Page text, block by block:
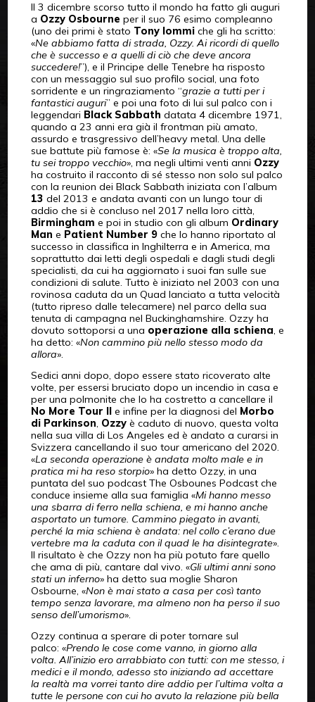
Il 3 dicembre scorso tutto il mondo ha fatto gli auguri
a Ozzy Osbourne per il suo 76 esimo compleanno
(uno dei primi è stato Tony Iommiche gli ha scritto:
«Ne abbiamo fatta di strada, Ozzy. Ai ricordi di quello
che è successo e a quelli di ciò che deve ancora
succedere!”), e il Principe delle Tenebre ha risposto
con un messaggio sul suo profilo social, una foto
sorridente e un ringraziamento “grazie a tutti per i
fantastici auguri” e poi una foto di lui sul palco con i
leggendari Black Sabbath datata 4 dicembre 1971,
quando a 23 anni era già il frontman più amato,
assurdo e trasgressivo dell’heavy metal. Una delle
sue battute più famose è: «Se la musica è troppo alta,
tu sei troppo vecchio», ma negli ultimi venti anni Ozzy
ha costruito il racconto di sé stesso non solo sul palco
con la reunion dei Black Sabbath iniziata con l’album
13 del 2013 e andata avanti con un lungo tour di
addio che si è concluso nel 2017 nella loro città,
Birmingham e poi in studio con gli album Ordinary
Man e Patient Number 9che lo hanno riportato al
successo in classifica in Inghilterra e in America, ma
soprattutto dai letti degli ospedali e dagli studi degli
specialisti, da cui ha aggiornato i suoi fan sulle sue
condizioni di salute. Tutto è iniziato nel 2003 con una
rovinosa caduta da un Quad lanciato a tutta velocità
(tutto ripreso dalle telecamere) nel parco della sua
tenuta di campagna nel Buckinghamshire. Ozzy ha
dovuto sottoporsi a una operazione alla schiena, e
ha detto: «Non cammino più nello stesso modo da
allora».
Sedici anni dopo, dopo essere stato ricoverato alte
volte, per essersi bruciato dopo un incendio in casa e
per una polmonite che lo ha costretto a cancellare il
No More Tour II
e infine per la diagnosi del Morbo
di Parkinson, Ozzyè caduto di nuovo, questa volta
nella sua villa di Los Angeles ed è andato a curarsi in
Svizzera cancellando il suo tour americano del 2020.
«La seconda operazione è andata molto male e in
pratica mi ha reso storpio» ha detto Ozzy, in una
puntata del suo podcast The Osbounes Podcast che
conduce insieme alla sua famiglia «Mi hanno messo
una sbarra di ferro nella schiena, e mi hanno anche
asportato un tumore. Cammino piegato in avanti,
perché la mia schiena è andata: nel collo c’erano due
vertebre ma la caduta con il quad le ha disintegrate».
Il risultato è che Ozzy non ha più potuto fare quello
che ama di più, cantare dal vivo. «Gli ultimi anni sono
stati un inferno» ha detto sua moglie Sharon
Osbourne, «Non è mai stato a casa per così tanto
tempo senza lavorare, ma almeno non ha perso il suo
senso dell’umorismo».
Ozzy continua a sperare di poter tornare sul
palco: «Prendo le cose come vanno, in giorno alla
volta. All’inizio ero arrabbiato con tutti: con me stesso, i
medici e il mondo, adesso sto iniziando ad accettare
la realtà ma vorrei tanto dire addio per l’ultima volta a
tutte le persone con cui ho avuto la relazione più bella